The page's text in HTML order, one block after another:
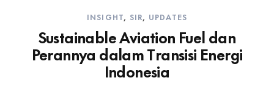
INSIGHT, SIR, UPDATES
Sustainable Aviation Fuel dan
Perannya dalam Transisi Energi
Indonesia